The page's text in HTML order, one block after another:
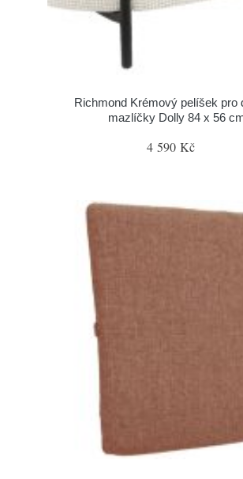
Richmond Krémový pelíšek pro
mazlíčky Dolly 84 x 56
4 590 Kč